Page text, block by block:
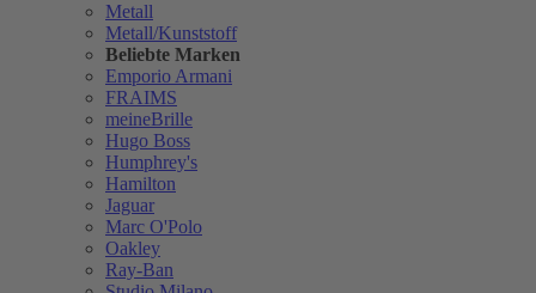
Metall
Metall/Kunststoff
Beliebte Marken
Emporio Armani
FRAIMS
meineBrille
Hugo Boss
Humphrey's
Hamilton
Jaguar
Marc O'Polo
Oakley
Ray-Ban